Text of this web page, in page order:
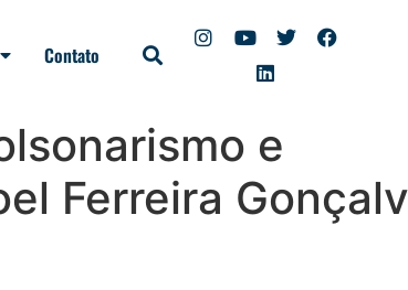
Contato
e
Ferreira